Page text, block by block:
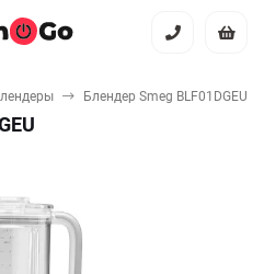
Блендер Smeg BLF01DGEU